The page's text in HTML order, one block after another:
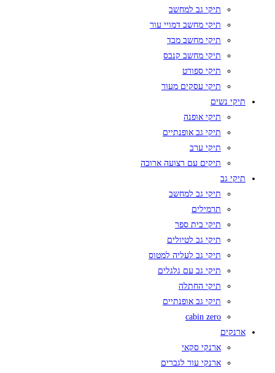
תיקי גב למחשב
תיקי מחשב דמויי עור
תיקי מחשב מבד
תיקי מחשב קנבס
תיקי ספורט
תיקי עסקים מעור
תיקי נשים
תיקי אופנה
תיקי גב אופנתיים
תיקי ערב
תיקים עם רצועה ארוכה
תיקי גב
תיקי גב למחשב
תרמילים
תיקי בית ספר
תיקי גב לטיולים
תיקי גב לעליה למטוס
תיקי גב עם גלגלים
תיקי החתלה
תיקי גב אופנתיים
cabin zero
ארנקים
ארנקי סקאי
ארנקי עור לגברים